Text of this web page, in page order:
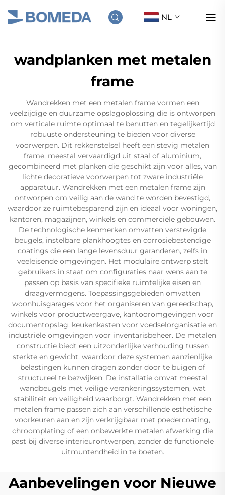
NL
wandplanken met metalen
frame
Wandrekken met een metalen frame vormen een
veelzijdige en duurzame opslagoplossing die is ontworpen
om verticale ruimte optimaal te benutten en tegelijkertijd
robuuste ondersteuning te bieden voor diverse
voorwerpen. Dit rekkenstelsel heeft een stevig metalen
frame, meestal vervaardigd uit staal of aluminium,
gecombineerd met planken die geschikt zijn voor alles, van
lichte decoratieve voorwerpen tot zware industriële
apparatuur. Wandrekken met een metalen frame zijn
ontworpen om veilig aan de wand te worden bevestigd,
waardoor ze ruimtebesparend zijn en ideaal voor woningen,
kantoren, magazijnen, winkels en commerciële gebouwen.
De technologische kenmerken omvatten verstevigde
beugels, instelbare plankhoogtes en corrosiebestendige
coatings die een lange levensduur garanderen, zelfs in
veeleisende omgevingen. Het modulaire ontwerp stelt
gebruikers in staat om configuraties naar wens aan te
passen op basis van specifieke ruimtelijke eisen en
draagvermogens. Toepassingsgebieden omvatten
woonhuisgarages voor het organiseren van gereedschap,
winkels voor productweergave, kantooromgevingen voor
documentopslag, keukenkasten voor voedselorganisatie en
industriële omgevingen voor inventarisbeheer. De metalen
constructie biedt een uitzonderlijke verhouding tussen
sterkte en gewicht, waardoor deze systemen aanzienlijke
belastingen kunnen dragen zonder door te buigen of
structureel te bezwijken. De installatie omvat meestal
wandbeugels met veilige verankeringssystemen, wat
stabiliteit en veiligheid waarborgt. Wandrekken met een
metalen frame passen zich aan verschillende esthetische
voorkeuren aan en zijn verkrijgbaar met poedercoating,
chroomplating of een onbewerkte metalen afwerking die
past bij diverse interieurontwerpen, zonder de functionele
uitmuntendheid in te boeten.
Aanbevelingen voor Nieuwe